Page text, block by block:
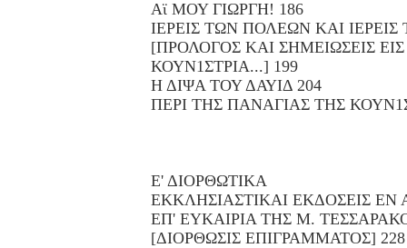
Αϊ ΜΟΥ ΓΙΩΡΓΗ! 186
ΙΕΡΕΙΣ ΤΩΝ ΠΟΛΕΩΝ ΚΑΙ
[ΠΡΟΛΟΓΟΣ ΚΑΙ ΣΗΜΕΙΩΣΕΙΣ
ΚΟΥΝ1ΣΤΡΙΑ...] 199
Η ΔΙΨΑ ΤΟΥ ΔΑΥΙΔ 204
ΠΕΡΙ ΤΗΣ ΠΑΝΑΓΙΑΣ ΤΗΣ
Ε' ΔΙΟΡΘΩΤΙΚΑ
ΕΚΚΛΗΣΙΑΣΤΙΚΑΙ ΕΚΔΟΣΕΙΣ ΕΝ
ΕΠ' ΕΥΚΑΙΡΙΑ ΤΗΣ Μ.
[ΔΙΟΡΘΩΣΙΣ ΕΠΙΓΡΑΜΜΑΤΟΣ] 228